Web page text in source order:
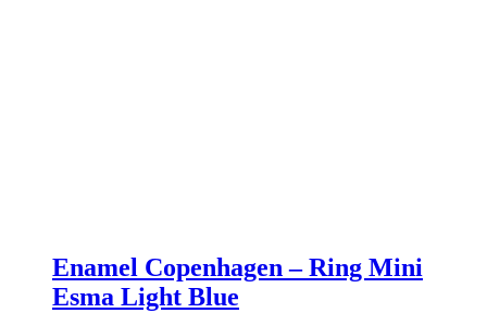
Enamel Copenhagen – Ring Mini
Esma Light Blue